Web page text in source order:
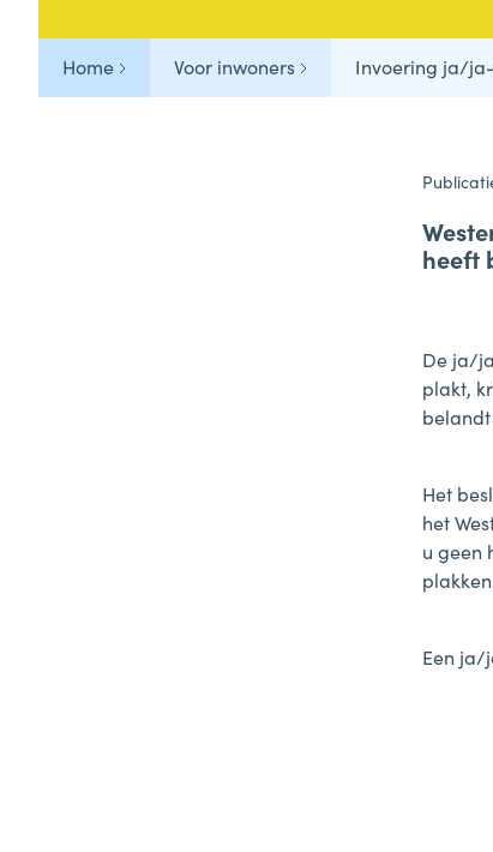
Tips & Tricks
Home Voor inwoners Invoering ja/
heeft
De ja/
plakt,
Het
het
u geen
Een ja/